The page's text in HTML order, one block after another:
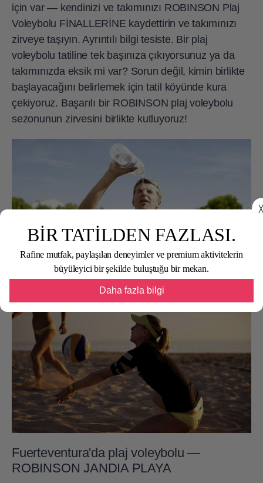
╳
BİR TATİLDEN FAZLASI.
Rafine mutfak, paylaşılan deneyimler ve premium aktivitelerin
büyüleyici bir şekilde buluştuğu bir mekan.
Daha fazla bilgi
için var — kendinizi ve takımınızı ROBINSON Plaj
Voleybolu FİNALLERİNE kaydettirin ve takımınızı
zirveye taşıyın. Ayrıntılı bilgi tesiste. Bir plaj
voleybolu tatiline tek başınıza çıkıyorsunuz ya da
takımınızda eksik mi var? Sorun değil, kimin birlikte
başlayacağını belirlemek için tatil köyünde kura
çekiyoruz. Başarılı bir ROBINSON plaj voleybolu
sezonunun zirvesini birlikte kutluyoruz!
Fuerteventura'da plaj voleybolu —
ROBINSON JANDIA PLAYA